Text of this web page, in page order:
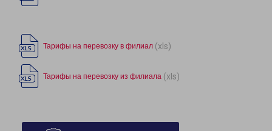
Тарифы на перевозку в филиал (xls)
Тарифы на перевозку из филиала (xls)